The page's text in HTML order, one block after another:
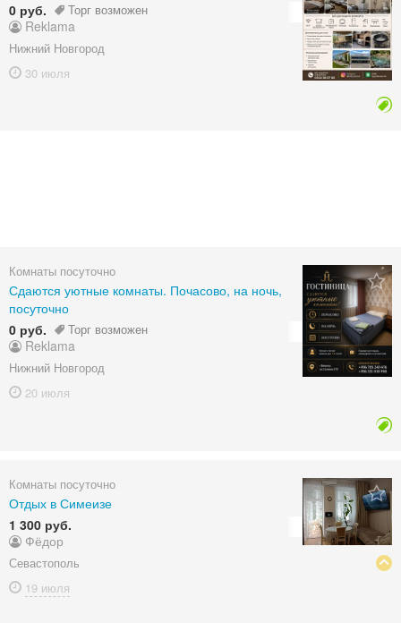
0 руб.
Торг возможен
Reklama
Нижний Новгород
30 июля
Комнаты посуточно
Сдаются уютные комнаты. Почасово, на ночь,
посуточно
0 руб.
Торг возможен
Reklama
Нижний Новгород
20 июля
Комнаты посуточно
Отдых в Симеизе
1 300 руб.
Фёдор
Севастополь
19 июля